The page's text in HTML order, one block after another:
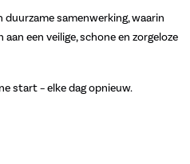
samenwerking, waarin
een veilige, schone en zorgeloze
start – elke dag opnieuw.